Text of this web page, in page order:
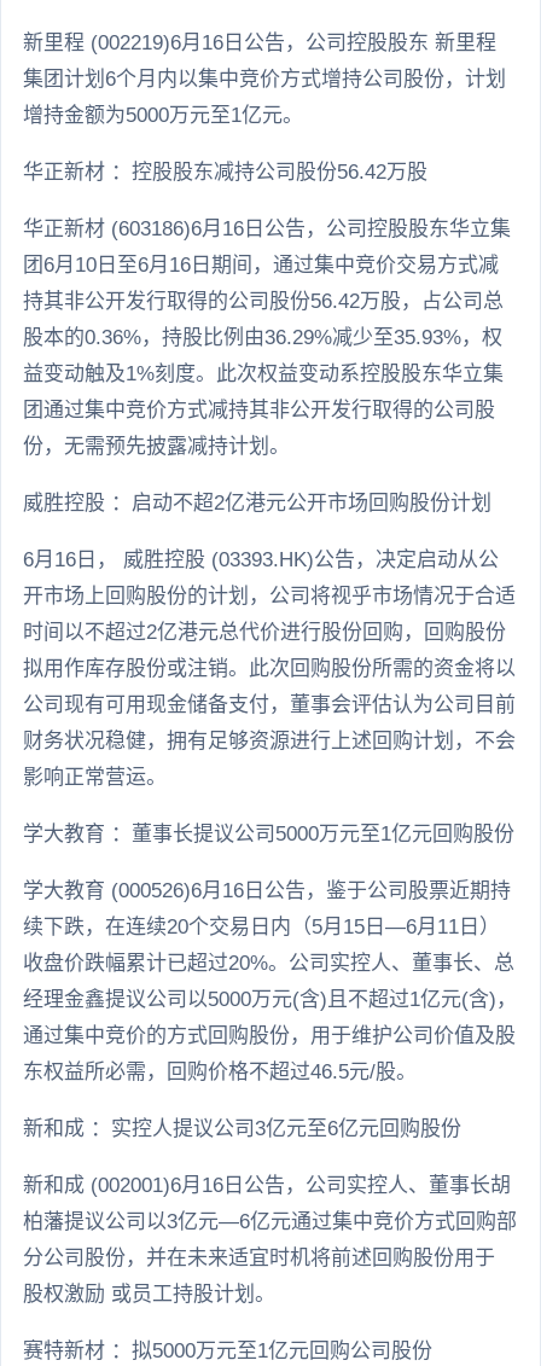
新里程 (002219)6月16日公告，公司控股股东 新里程
集团计划6个月内以集中竞价方式增持公司股份，计划
增持金额为5000万元至1亿元。
华正新材 ：控股股东减持公司股份56.42万股
华正新材 (603186)6月16日公告，公司控股股东华立集
团6月10日至6月16日期间，通过集中竞价交易方式减
持其非公开发行取得的公司股份56.42万股，占公司总
股本的0.36%，持股比例由36.29%减少至35.93%，权
益变动触及1%刻度。此次权益变动系控股股东华立集
团通过集中竞价方式减持其非公开发行取得的公司股
份，无需预先披露减持计划。
威胜控股 ：启动不超2亿港元公开市场回购股份计划
6月16日， 威胜控股 (03393.HK)公告，决定启动从公
开市场上回购股份的计划，公司将视乎市场情况于合适
时间以不超过2亿港元总代价进行股份回购，回购股份
拟用作库存股份或注销。此次回购股份所需的资金将以
公司现有可用现金储备支付，董事会评估认为公司目前
财务状况稳健，拥有足够资源进行上述回购计划，不会
影响正常营运。
学大教育 ：董事长提议公司5000万元至1亿元回购股份
学大教育 (000526)6月16日公告，鉴于公司股票近期持
续下跌，在连续20个交易日内（5月15日—6月11日）
收盘价跌幅累计已超过20%。公司实控人、董事长、总
经理金鑫提议公司以5000万元(含)且不超过1亿元(含)，
通过集中竞价的方式回购股份，用于维护公司价值及股
东权益所必需，回购价格不超过46.5元/股。
新和成 ：实控人提议公司3亿元至6亿元回购股份
新和成 (002001)6月16日公告，公司实控人、董事长胡
柏藩提议公司以3亿元—6亿元通过集中竞价方式回购部
分公司股份，并在未来适宜时机将前述回购股份用于
股权激励 或员工持股计划。
赛特新材 ：拟5000万元至1亿元回购公司股份